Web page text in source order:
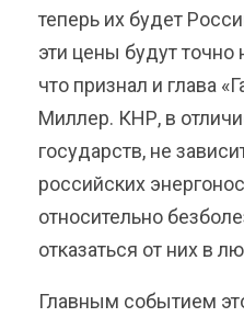
теперь их будет
эти цены будут
что признал и глава
Миллер. КНР, в
государств, не
российских
относительно
отказаться от них в
Главным событием